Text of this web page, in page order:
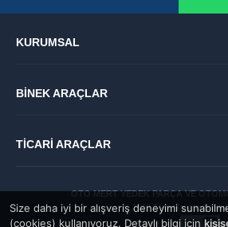
Size daha iyi bir alışveriş deneyimi
(cookies) kullanıyoruz. Detaylı bilgi için
KURUMSAL
BİNEK ARAÇLAR
TİCARİ ARAÇLAR
OTO MERT YEDEK PARÇA VE
© 2026 Tüm Hakları
GÜVENLİ: